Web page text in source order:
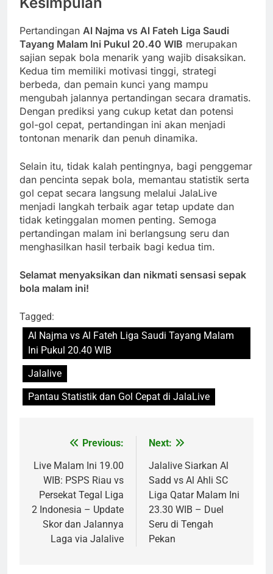
Pertandingan Al Najma vs Al Fateh Liga Saudi
Tayang Malam Ini Pukul 20.40 WIB merupakan
sajian sepak bola menarik yang wajib disaksikan.
Kedua tim memiliki motivasi tinggi, strategi
berbeda, dan pemain kunci yang mampu
mengubah jalannya pertandingan secara dramatis.
Dengan prediksi yang cukup ketat dan potensi
gol-gol cepat, pertandingan ini akan menjadi
tontonan menarik dan penuh dinamika.
Selain itu, tidak kalah pentingnya, bagi penggemar
dan pencinta sepak bola, memantau statistik serta
gol cepat secara langsung melalui JalaLive
menjadi langkah terbaik agar tetap update dan
tidak ketinggalan momen penting. Semoga
pertandingan malam ini berlangsung seru dan
menghasilkan hasil terbaik bagi kedua tim.
Selamat menyaksikan dan nikmati sensasi sepak
bola malam ini!
Tagged:
Al Najma vs Al Fateh Liga Saudi Tayang Malam
Ini Pukul 20.40 WIB
Jalalive
Pantau Statistik dan Gol Cepat di JalaLive
navigation
Previous:
Live Malam Ini 19.00
WIB: PSPS Riau vs
Persekat Tegal Liga
2 Indonesia – Update
Skor dan Jalannya
Laga via Jalalive
Next:
Jalalive Siarkan Al
Sadd vs Al Ahli SC
Liga Qatar Malam Ini
23.30 WIB – Duel
Seru di Tengah
Pekan